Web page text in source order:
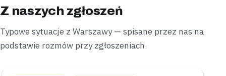
Z naszych zgłoszeń
Typowe sytuacje z Warszawy — spisane przez nas na
podstawie rozmów przy zgłoszeniach.